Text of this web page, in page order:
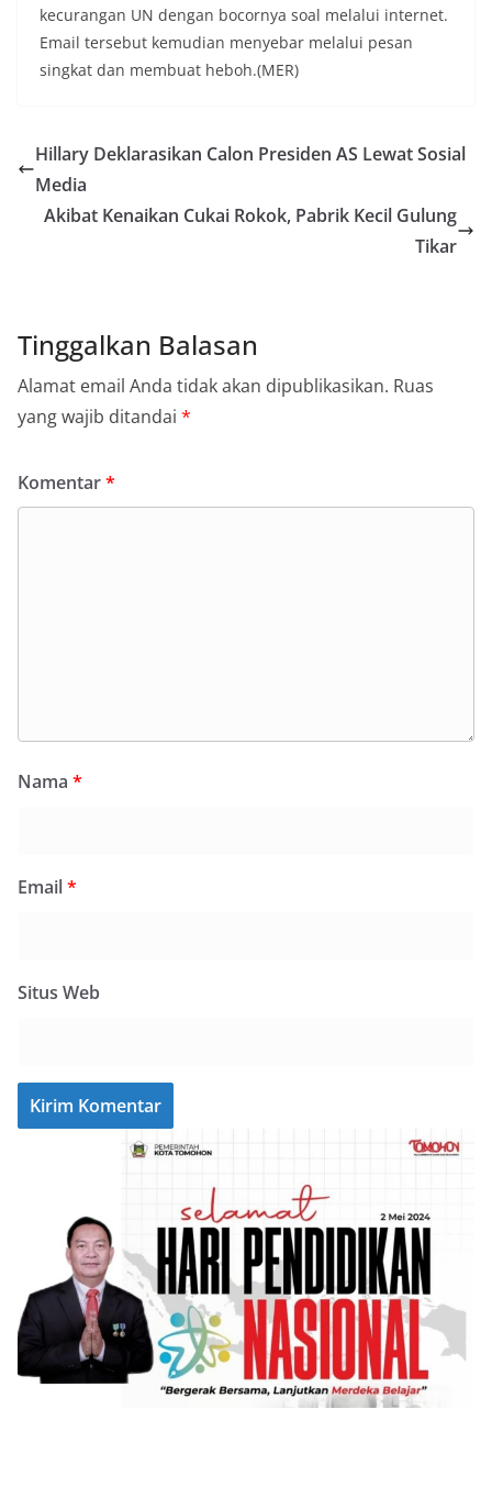
kecurangan UN dengan bocornya soal melalui internet.
Email tersebut kemudian menyebar melalui pesan
singkat dan membuat heboh.(MER)
Hillary Deklarasikan Calon Presiden AS Lewat Sosial
Media
Akibat Kenaikan Cukai Rokok, Pabrik Kecil Gulung
Tikar
Tinggalkan Balasan
Alamat email Anda tidak akan dipublikasikan. Ruas
yang wajib ditandai *
Komentar*
Nama *
Email*
Situs Web